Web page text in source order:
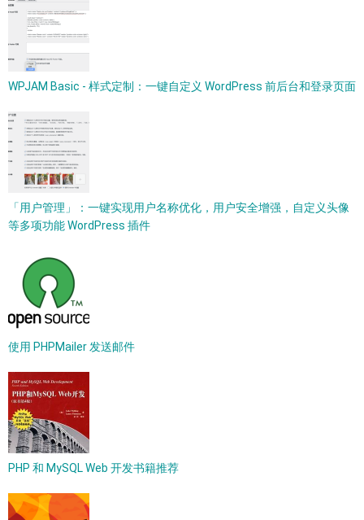
WPJAM Basic - 样式定制：一键自定义 WordPress 前后台和登录页面
「用户管理」：一键实现用户名称优化，用户安全增强，自定义头像
等多项功能 WordPress 插件
使用 PHPMailer 发送邮件
PHP 和 MySQL Web 开发书籍推荐